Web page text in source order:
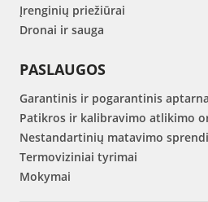
Įrenginių priežiūrai
Dronai ir sauga
PASLAUGOS
Garantinis ir pogarantinis
Patikros ir kalibravimo atlikimo
Nestandartinių matavimo
Termoviziniai tyrimai
Mokymai